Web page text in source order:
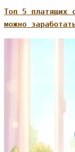
Топ 5 платящих
можно